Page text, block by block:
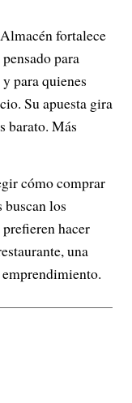
fortalece
para
para quienes
Su apuesta gira
barato. Más
cómo comprar
buscan los
hacer
una